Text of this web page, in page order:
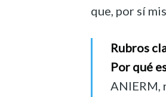
que, por sí
Rubros
Por qué
ANIERM,